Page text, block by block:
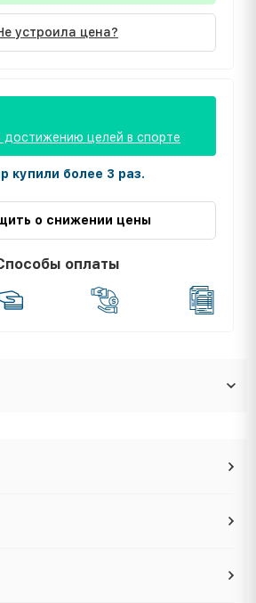
устроила цена?
достижению целей в спорте
купили более 3 раз.
о снижении цены
оплаты